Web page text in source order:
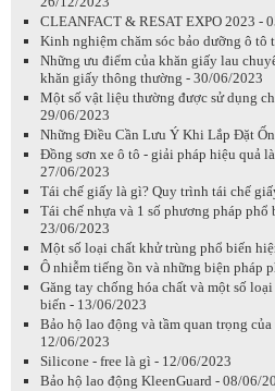
CLEANFACT & RESAT EXPO 2023 -
Kinh nghiệm chăm sóc bảo dưỡng ô tô
Những ưu điểm của khăn giấy lau
khăn giấy thông thường - 30/06/2023
Một số vật liệu thường được sử dụng
29/06/2023
Những Điều Cần Lưu Ý Khi Lắp Đặt
Đồng sơn xe ô tô - giải pháp hiệu quả
27/06/2023
Tái chế giấy là gì? Quy trình tái chế
Tái chế nhựa và 1 số phương pháp
23/06/2023
Một số loại chất khử trùng phổ biến
Ô nhiễm tiếng ồn và những biện pháp
Găng tay chống hóa chất và một số
biến - 13/06/2023
Bảo hộ lao động và tầm quan trọng
12/06/2023
Silicone - free là gì - 12/06/2023
Bảo hộ lao động KleenGuard - 08/06/